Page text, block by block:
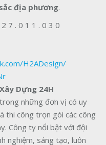
địa phương.
7 . 0 1 1 . 0 3 0
H2ADesign/
Dựng 24H
những đơn vị có uy
thi công trọn gói các công
Công ty nổi bật với đội
nghiệm, sáng tạo, luôn